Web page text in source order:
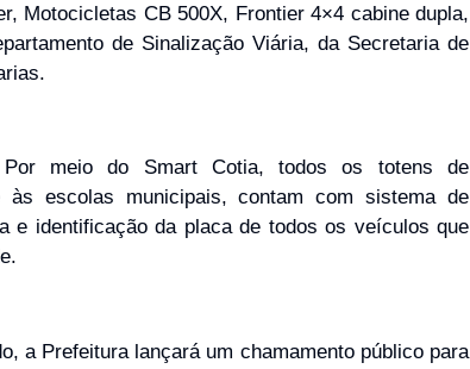
Motocicletas CB 500X, Frontier 4×4 cabine dupla,
de Sinalização Viária, da Secretaria de
meio do Smart Cotia, todos os totens de
às escolas municipais, contam com sistema de
e identificação da placa de todos os veículos que
a Prefeitura lançará um chamamento público para